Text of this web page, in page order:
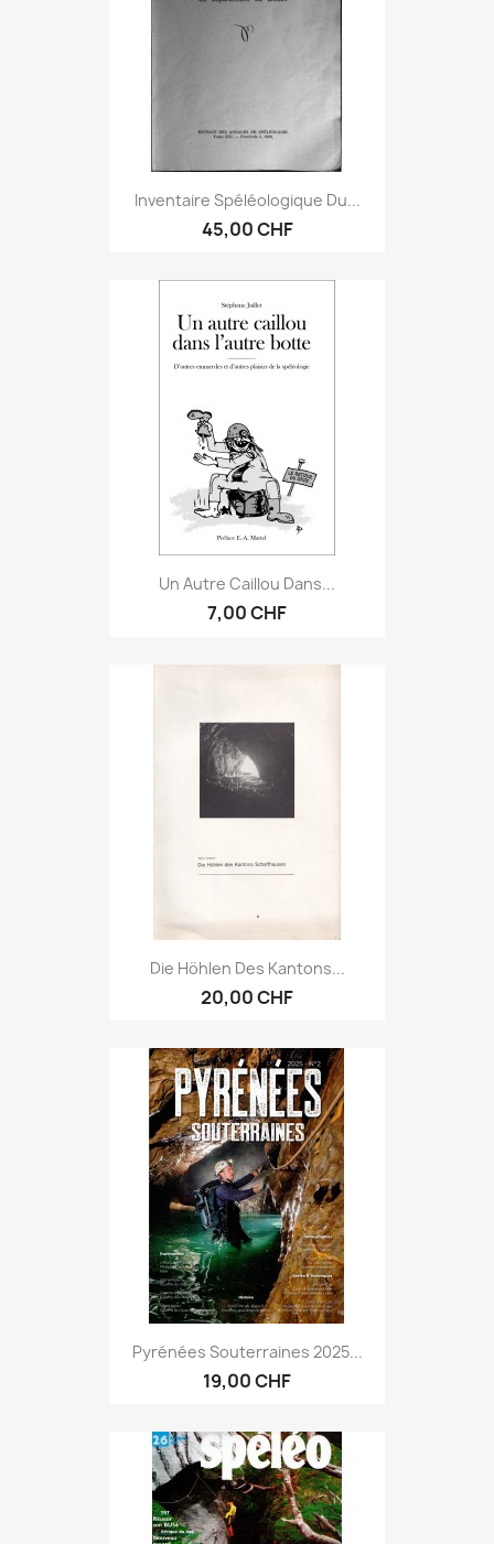
Inventaire Spéléologique Du...
45,00 CHF
Un Autre Caillou Dans...
7,00 CHF
Die Höhlen Des Kantons...
20,00 CHF
Pyrénées Souterraines 2025...
19,00 CHF